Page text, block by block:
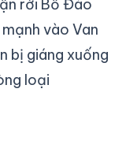
rời Bồ Đào
vào Van
bị giáng xuống
loại